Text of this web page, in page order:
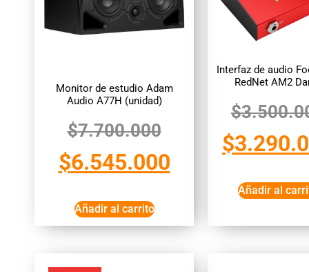
Monitor de estudio Adam
Audio A77H (unidad)
$7.700.000
$6.545.000
Añadir al carrito
Interfaz de audio
RedNet AM2
$
$
Añadir al